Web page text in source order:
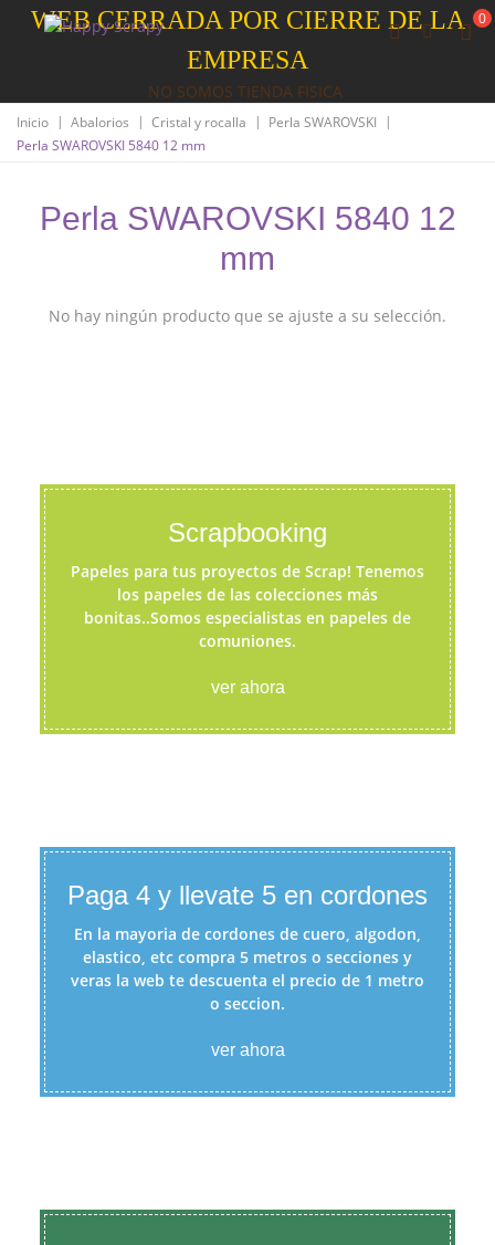
WEB CERRADA POR CIERRE DE LA
EMPRESA
NO SOMOS TIENDA FISICA
0
Inicio | Abalorios | Cristal y rocalla | Perla SWAROVSKI
|
Perla SWAROVSKI 5840 12 mm
Perla SWAROVSKI 5840 12
mm
No hay ningún producto que se ajuste a su selección.
Scrapbooking
Papeles para tus proyectos de Scrap! Tenemos
los papeles de las colecciones más
bonitas..Somos especialistas en papeles de
comuniones.
ver ahora
Paga 4 y llevate 5 en cordones
En la mayoria de cordones de cuero, algodon,
elastico, etc compra 5 metros o secciones y
veras la web te descuenta el precio de 1 metro
o seccion.
ver ahora